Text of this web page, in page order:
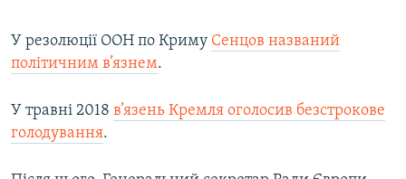
У резолюції ООН по Криму Сенцов названий
політичним в’язнем.
У травні 2018 в’язень Кремля оголосив безстрокове
голодування.